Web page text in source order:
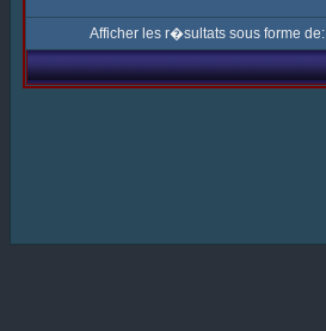
Afficher les r�sultats sous forme de: